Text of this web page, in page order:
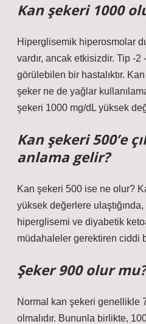
Kan şekeri 1000
Hiperglisemik hiperosmolar
vardır, ancak etkisizdir. Tip -2
görülebilen bir hastalıktır.
şeker ne de yağlar
şekeri 1000 mg/dL yüksek
Kan şekeri 500’e
anlama gelir?
Kan şekeri 500 ise ne olur?
yüksek değerlere
hiperglisemi ve diyabetik
müdahaleler gerektiren ciddi
Şeker 900 olur mu?
Normal kan şekeri genellikle
olmalıdır. Bununla birlikte,